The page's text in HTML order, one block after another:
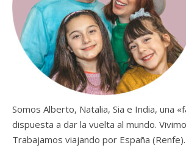
Somos Alberto, Natalia, Sia e India, una
dispuesta a dar la vuelta al mundo.
Trabajamos viajando por España